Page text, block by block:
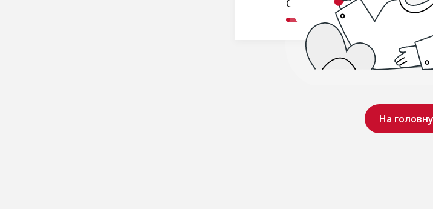
На головну
Обробляємо ваш запит..